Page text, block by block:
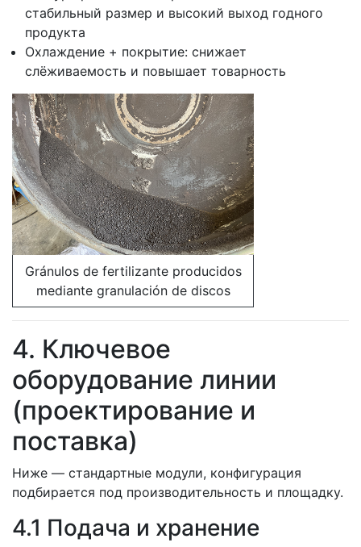
стабильный размер и высокий выход годного
продукта
Охлаждение + покрытие: снижает
слёживаемость и повышает товарность
Gránulos de fertilizante producidos
mediante granulación de discos
4. Ключевое
оборудование линии
(проектирование и
поставка)
Ниже — стандартные модули, конфигурация
подбирается под производительность и площадку.
4.1 Подача и хранение